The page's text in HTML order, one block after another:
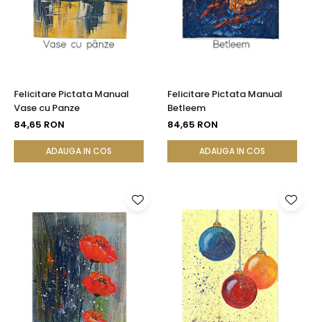
Seturi Perle cu Argint
Brățări cu Perle
Pandantive cu Perle
Felicitare Pictata Manual
Vase cu Panze
84,65 RON
ADAUGA IN COS
Felicitare Pictata Manual
Betleem
84,65 RON
ADAUGA IN COS